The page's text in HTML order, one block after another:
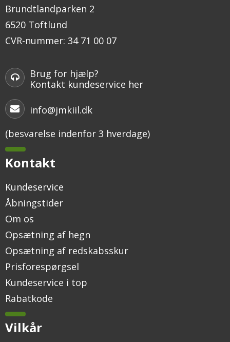
Brundtlandparken 2
6520 Toftlund
CVR-nummer: 34 71 00 07
Brug for hjælp?
Kontakt kundeservice her
info@jmkiil.dk
(besvarelse indenfor 3 hverdage)
Kontakt
Kundeservice
Åbningstider
Om os
Opsætning af hegn
Opsætning af redskabsskur
Prisforespørgsel
Kundeservice i top
Rabatkode
Vilkår